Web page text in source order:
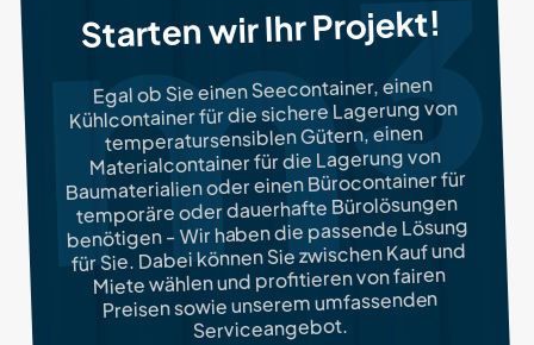
Starten wir Ihr Projekt!
Egal ob Sie einen Seecontainer, einen
Kühlcontainer für die sichere Lagerung von
temperatursensiblen Gütern, einen
Materialcontainer für die Lagerung von
Baumaterialien oder einen Bürocontainer für
temporäre oder dauerhafte Bürolösungen
benötigen - Wir haben die passende Lösung
für Sie. Dabei können Sie zwischen Kauf und
Miete wählen und profitieren von fairen
Preisen sowie unserem umfassenden
Serviceangebot.